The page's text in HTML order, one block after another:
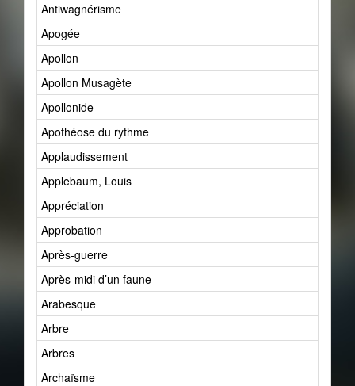
Antiwagnérisme
Apogée
Apollon
Apollon Musagète
Apollonide
Apothéose du rythme
Applaudissement
Applebaum, Louis
Appréciation
Approbation
Après-guerre
Après-midi d’un faune
Arabesque
Arbre
Arbres
Archaïsme